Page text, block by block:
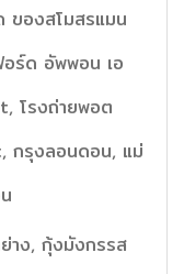
ของสโมสรแมน
อร์ด อัพพอน เอ
โรงถ่ายพอต
กรุงลอนดอน, แม่
าง, กุ้งมังกรรส